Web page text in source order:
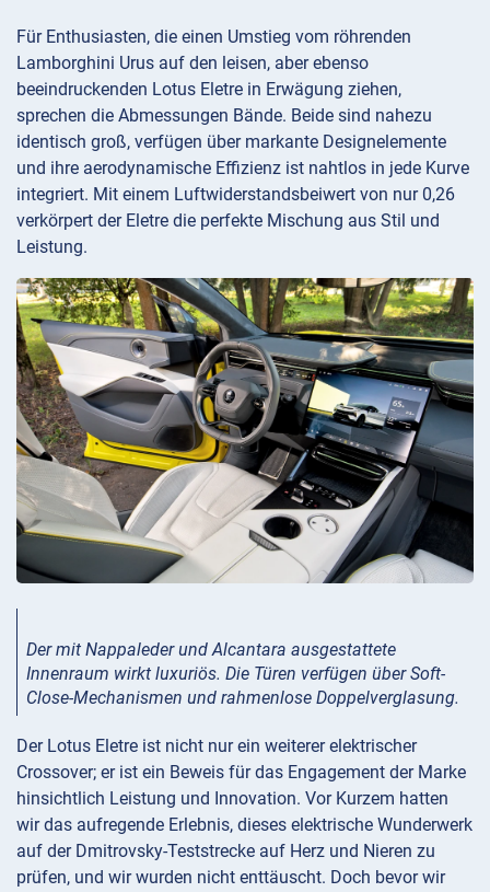
Für Enthusiasten, die einen Umstieg vom röhrenden
Lamborghini Urus auf den leisen, aber ebenso
beeindruckenden Lotus Eletre in Erwägung ziehen,
sprechen die Abmessungen Bände. Beide sind nahezu
identisch groß, verfügen über markante Designelemente
und ihre aerodynamische Effizienz ist nahtlos in jede Kurve
integriert. Mit einem Luftwiderstandsbeiwert von nur 0,26
verkörpert der Eletre die perfekte Mischung aus Stil und
Leistung.
Der mit Nappaleder und Alcantara ausgestattete
Innenraum wirkt luxuriös. Die Türen verfügen über Soft-
Close-Mechanismen und rahmenlose Doppelverglasung.
Der Lotus Eletre ist nicht nur ein weiterer elektrischer
Crossover; er ist ein Beweis für das Engagement der Marke
hinsichtlich Leistung und Innovation. Vor Kurzem hatten
wir das aufregende Erlebnis, dieses elektrische Wunderwerk
auf der Dmitrovsky-Teststrecke auf Herz und Nieren zu
prüfen, und wir wurden nicht enttäuscht. Doch bevor wir